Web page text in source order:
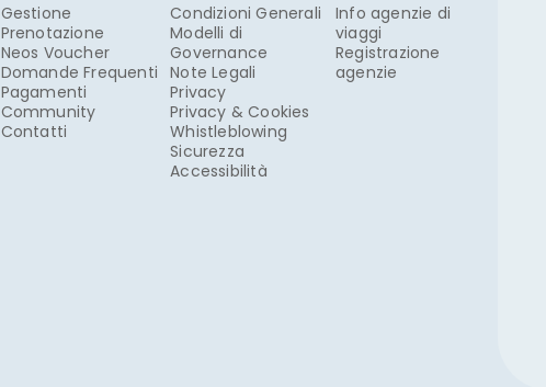
Gestione
Prenotazione
Neos Voucher
Domande Frequenti
Pagamenti
Community
Contatti
Condizioni Generali
Modelli di
Governance
Note Legali
Privacy
Privacy & Cookies
Whistleblowing
Sicurezza
Accessibilità
Info agenzie di
viaggi
Registrazione
agenzie